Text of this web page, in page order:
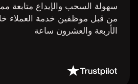
سهولة السحب والإيداع متابعة
من قبل موظفين خدمة العملاء
الأربعة والعشرون ساعة